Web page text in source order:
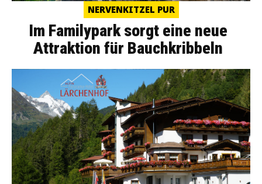
NERVENKITZEL PUR
Im Familypark sorgt eine neue
Attraktion für Bauchkribbeln